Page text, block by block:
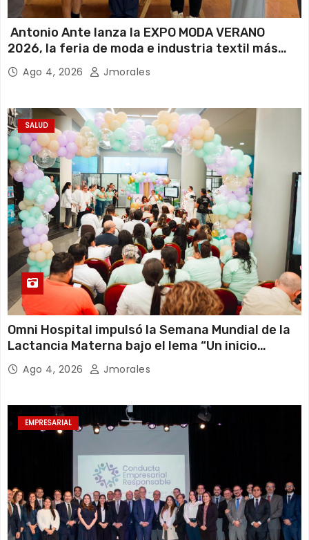
Antonio Ante lanza la EXPO MODA VERANO
2026, la feria de moda e industria textil más
importante del Ecuador
Ago 4, 2026 Jmorales
SALUD
Omni Hospital impulsó la Semana Mundial de la
Lactancia Materna bajo el lema “Un inicio
sostenible en cualquier circunstancia”
Ago 4, 2026 Jmorales
EMPRESARIAL